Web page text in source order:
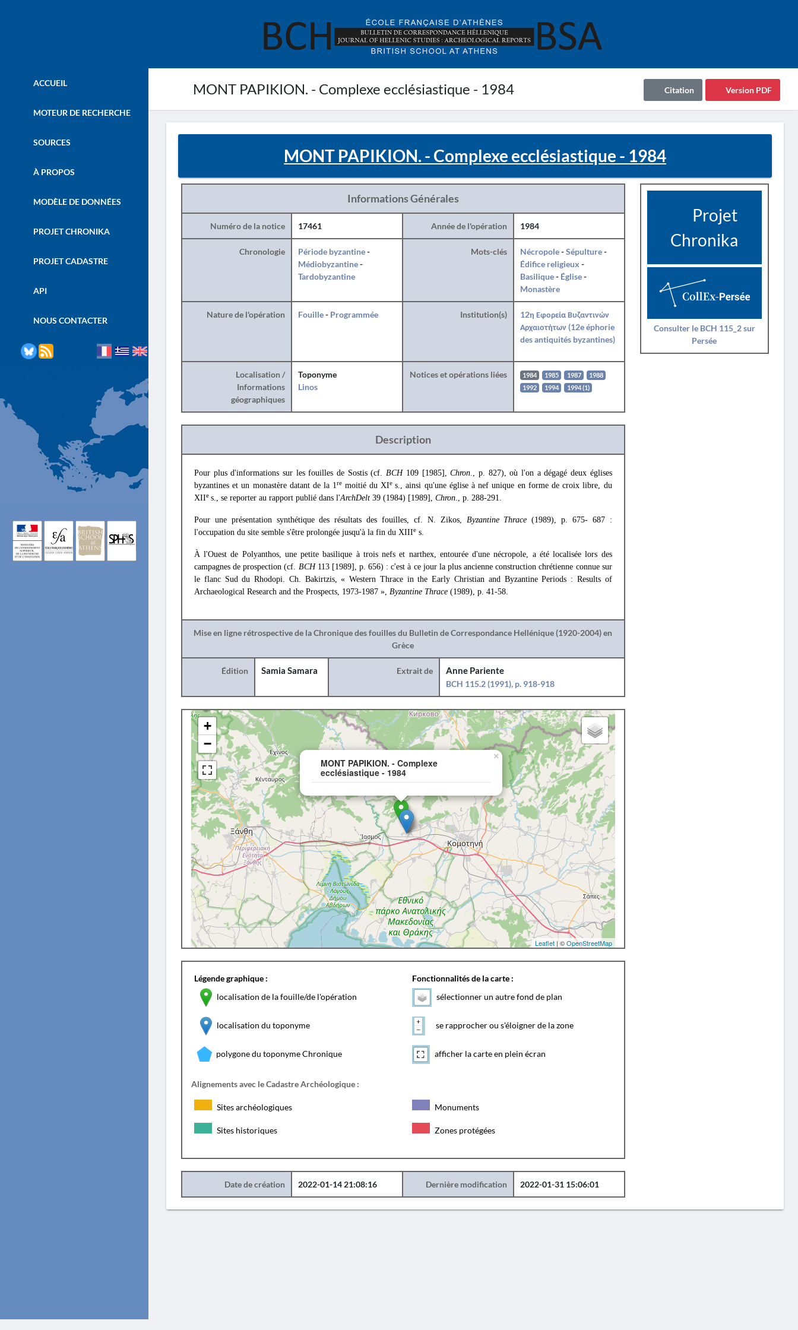
MONT PAPIKION. - Complexe ecclésiastique - 1984 Version PDF
Citation
ACCUEIL
MOTEUR DE RECHERCHE
SOURCES
À PROPOS
MODÈLE DE DONNÉES
PROJET CHRONIKA
PROJET CADASTRE
API
NOUS CONTACTER
MONT PAPIKION. - Complexe ecclésiastique - 1984
Informations Générales
Numéro de la notice 17461 Année de l'opération 1984
Chronologie Période byzantine-
Médiobyzantine-
Tardobyzantine
Mots-clés Nécropole-Sépulture-
Édifice religieux -
Basilique- Église-
Monastère
Nature de l'opération Fouille- Programmée Institution(s)
12η Εφορεία Βυζαντινών
Αρχαιοτήτων (12e éphorie
des antiquités byzantines)
Localisation /
Informations
géographiques
Toponyme
Linos
Notices et opérations liées 1984 1985 1987
1988
1992
1994 1994 (1)
Description
Pour plus d'informations sur les fouilles de Sostis (cf.BCH109 [1985],Chron., p. 827), où l'on a dégagé deux églises
byzantines et un monastère datant de la 1re moitié du XIe s., ainsi qu'une église à nef unique en forme de croix libre, du
XIIe s., se reporter au rapport publié dans l'ArchDelt 39 (1984) [1989], Chron., p. 288-291.
Pour une présentation synthétique des résultats des fouilles, cf. N. Zikos, Byzantine Thrace (1989), p. 675- 687 :
l'occupation du site semble s'être prolongée jusqu'à la fin du XIIIe s.
À l'Ouest de Polyanthos, une petite basilique à trois nefs et narthex, entourée d'une nécropole, a été localisée lors des
campagnes de prospection (cf. BCH 113 [1989], p. 656) : c'est à ce jour la plus ancienne construction chrétienne connue sur
le flanc Sud du Rhodopi. Ch. Bakirtzis, « Western Thrace in the Early Christian and Byzantine Periods : Results of
Archaeological Research and the Prospects, 1973-1987 », Byzantine Thrace (1989), p. 41-58.
Mise en ligne rétrospective de la Chronique des fouilles du Bulletin de Correspondance Hellénique (1920-2004) en
Grèce
Édition Samia Samara Extrait de
Anne Pariente
BCH 115.2 (1991), p. 918-918
MONT PAPIKION. - Complexe
ecclésiastique - 1984
×
+
−
Leaflet| ©OpenStreetMap
Légende graphique :
localisation de la fouille/de l'opération
localisation du toponyme
polygone du toponyme Chronique
Fonctionnalités de la carte :
sélectionner un autre fond de plan
se rapprocher ou s'éloigner de la zone
afficher la carte en plein écran
Alignements avec le Cadastre Archéologique :
Sites archéologiques Monuments
Sites historiques Zones protégées
Date de création 2022-01-14 21:08:16 Dernière modification 2022-01-31 15:06:01
Projet
Chronika
Consulter le BCH 115_2 sur
Persée